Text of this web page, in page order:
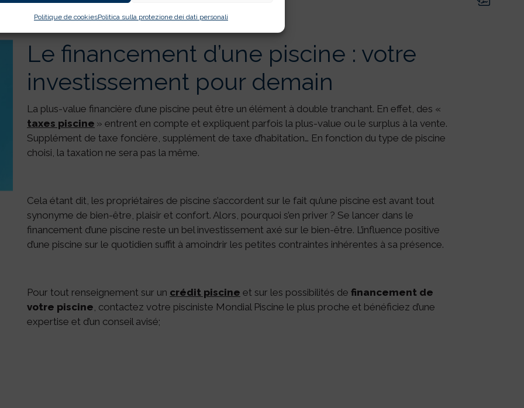
Politique de cookiesPolitica sulla protezione dei dati personali
Le financement d’une piscine : votre
investissement pour demain
La plus-value financière d’une piscine peut être un élément à double tranchant. En effet, des «
taxes piscine » entrent en compte et expliquent parfois la plus-value ou le surplus à la vente.
Supplément de taxe foncière, supplément de taxe d’habitation… En fonction du type de piscine
choisi, la taxation ne sera pas la même.
Cela étant dit, les propriétaires de piscine s’accordent sur le fait qu’une piscine est avant tout
synonyme de bien-être, plaisir et confort. Alors, pourquoi s’en priver ? Se lancer dans le
financement d’une piscine reste un bel investissement axé sur le bien-être. L’influence positive
d’une piscine sur le quotidien suffit à amoindrir les petites contraintes inhérentes à sa présence.
Pour tout renseignement sur un crédit piscine et sur les possibilités de financement de
votre piscine, contactez votre pisciniste Mondial Piscine le plus proche et bénéficiez d’une
expertise et d’un conseil avisé;